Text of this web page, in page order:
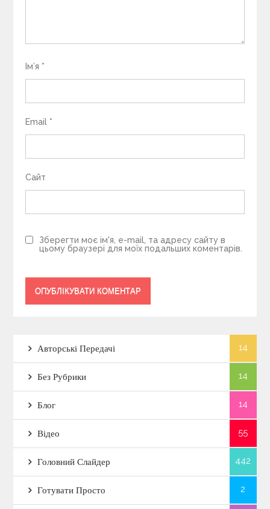
Ім’я *
Email *
Сайт
Зберегти моє ім'я, e-mail, та адресу сайту в
цьому браузері для моїх подальших коментарів.
Авторські Передачі 14
Без Рубрики 14
Блог 14
Відео 55
Головний Слайдер 442
Готувати Просто 2